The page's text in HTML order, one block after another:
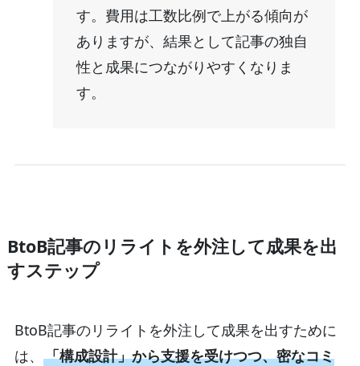
す。費用は工数比例で上がる傾向が
ありますが、結果として記事の独自
性と成果につながりやすくなりま
す。
BtoB記事のリライトを外注して成果を出
すステップ
BtoB記事のリライトを外注して成果を出すために
は、 「構成設計」から支援を受けつつ、密なコミ